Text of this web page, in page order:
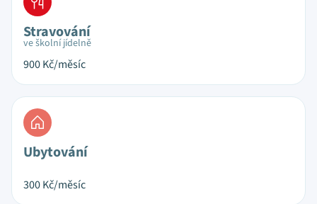
Stravování
ve školní jídelně
900Kč/měsíc
Ubytování
300Kč/měsíc